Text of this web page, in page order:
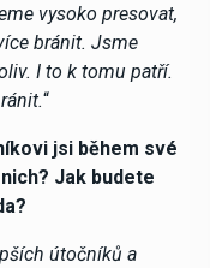
vysoko presovat,
bránit. Jsme
I to k tomu patří.
“
jsi během své
Jak budete
útočníků a